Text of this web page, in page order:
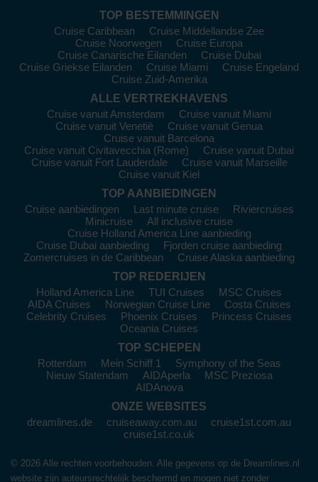
TOP BESTEMMINGEN
Cruise Caribbean
Cruise Middellandse Zee
Cruise Noorwegen
Cruise Europa
Cruise Canarische Eilanden
Cruise Dubai
Cruise Griekse Eilanden
Cruise Miami
Cruise Engeland
Cruise Zuid-Amerika
ALLE VERTREKHAVENS
Cruise vanuit Amsterdam
Cruise vanuit Miami
Cruise vanuit Venetië
Cruise vanuit Genua
Cruise vanuit Barcelona
Cruise vanuit Civitavecchia (Rome)
Cruise vanuit Dubai
Cruise vanuit Fort Lauderdale
Cruise vanuit Marseille
Cruise vanuit Kiel
TOP AANBIEDINGEN
Cruise aanbiedingen
Last minute cruise
Riviercruises
Minicruise
All inclusive cruise
Cruise Holland America Line aanbieding
Cruise Dubai aanbieding
Fjorden cruise aanbieding
Zomercruises in de Caribbean
Cruise Alaska aanbieding
TOP REDERIJEN
Holland America Line
TUI Cruises
MSC Cruises
AIDA Cruises
Norwegian Cruise Line
Costa Cruises
Celebrity Cruises
Phoenix Cruises
Princess Cruises
Oceania Cruises
TOP SCHEPEN
Rotterdam
Mein Schiff 1
Symphony of the Seas
Nieuw Statendam
AIDAperla
MSC Preziosa
AIDAnova
ONZE WEBSITES
dreamlines.de
cruiseaway.com.au
cruise1st.com.au
cruise1st.co.uk
© 2026 Alle rechten voorbehouden. Alle gegevens op de Dreamlines.nl
website zijn auteursrechtelijk beschermd en mogen niet zonder